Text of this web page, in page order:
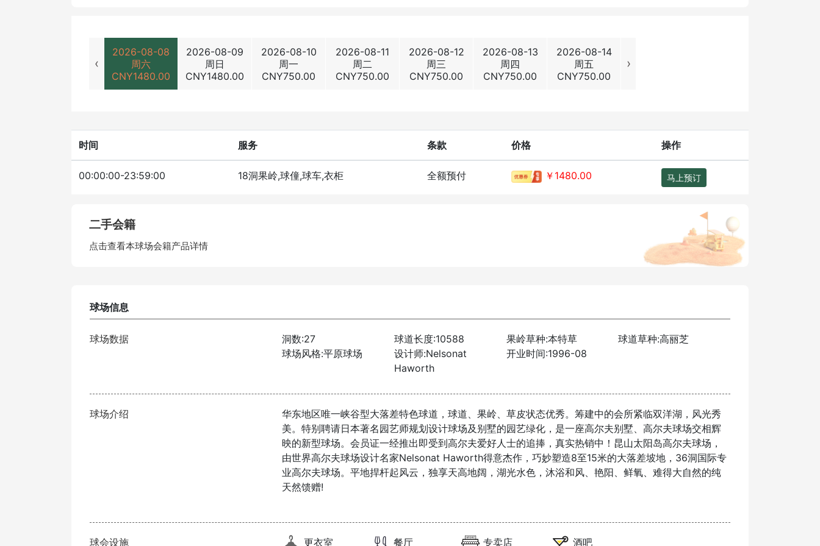
‹
2026-08-08
周六
CNY1480.00
2026-08-09
周日
CNY1480.00
2026-08-10
周一
CNY750.00
2026-08-11
周二
CNY750.00
2026-08-12
周三
CNY750.00
2026-08-13
周四
CNY750.00
2026-08-14
周五
CNY750.00
›
时间 服务 条款 价格 操作
00:00:00-23:59:00 18洞果岭,球僮,球车,衣柜 全额预付 ￥1480.00 马上预订
二手会籍
点击查看本球场会籍产品详情
球场信息
球场数据 洞数:27 球道长度:10588 果岭草种:本特草
球道草种:高丽芝
球场风格:平原球场
设计师:Nelsonat
Haworth
开业时间:1996-08
球场介绍
华东地区唯一峡谷型大落差特色球道，球道、果岭、草皮状态优秀。筹建中的会所紧临双洋湖，风光秀
美。特别聘请日本著名园艺师规划设计球场及别墅的园艺绿化，是一座高尔夫别墅、高尔夫球场交相辉
映的新型球场。会员证一经推出即受到高尔夫爱好人士的追捧，真实热销中！昆山太阳岛高尔夫球场，
由世界高尔夫球场设计名家Nelsonat Haworth得意杰作，巧妙塑造8至15米的大落差坡地，36洞国际专
业高尔夫球场。平地捍杆起风云，独享天高地阔，湖光水色，沐浴和风、艳阳、鲜氧、难得大自然的纯
天然馈赠!
球会设施 更衣室 餐厅 专卖店 酒吧